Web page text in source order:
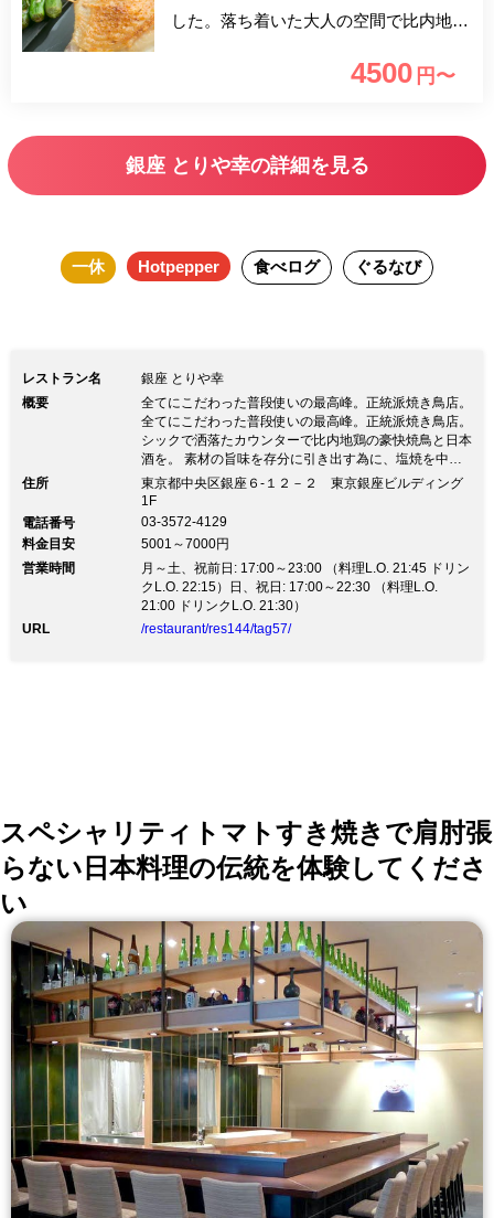
した。落ち着いた大人の空間で比内地鶏
お楽しみください。 ■次回ご優待券付き
4500 円〜
銀座 とりや幸の詳細を見る
一休 Hotpepper 食べログ ぐるなび
レストラン名
銀座 とりや幸
概要
全てにこだわった普段使いの最高峰。正統派焼き鳥店。
全てにこだわった普段使いの最高峰。正統派焼き鳥店。
シックで洒落たカウンターで比内地鶏の豪快焼鳥と日本
酒を。 素材の旨味を存分に引き出す為に、塩焼を中心
としたお店です。 比内地鶏を中心に、厳選素材を職人
が備長炭でジューシー且つ豪快に焼き上げる。 煙が回
らない特別な排煙装置、清潔な内装、酒に詳しいサービ
スマンとの会話、贅沢で優雅な時間をお過ごし下さい。
比内地鶏のコースご用意しております。 また、夏酒も
はじめました。詳細はお店までお問い合わせください。
住所
東京都中央区銀座６-１２－２ 東京銀座ビルディング
1F
電話番号
03-3572-4129
料金目安
5001～7000円
営業時間
月～土、祝前日: 17:00～23:00 （料理L.O. 21:45 ドリン
クL.O. 22:15）日、祝日: 17:00～22:30 （料理L.O.
21:00 ドリンクL.O. 21:30）
URL
/restaurant/res144/tag57/
スペシャリティトマトすき焼きで肩肘張
らない日本料理の伝統を体験してくださ
い